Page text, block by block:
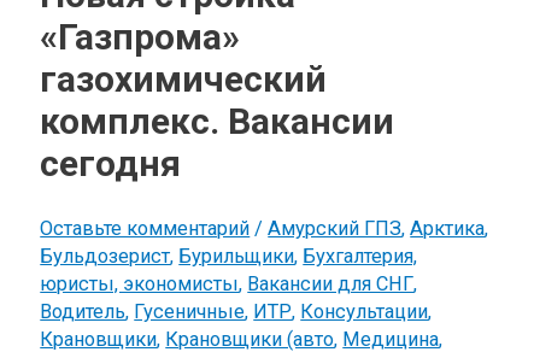
«Газпрома»
газохимический
комплекс. Вакансии
сегодня
Оставьте комментарий /Амурский ГПЗ,Арктика,
Бульдозерист, Бурильщики, Бухгалтерия,
юристы, экономисты, Вакансии для СНГ,
Водитель, Гусеничные, ИТР, Консультации,
Крановщики, Крановщики (авто, Медицина,